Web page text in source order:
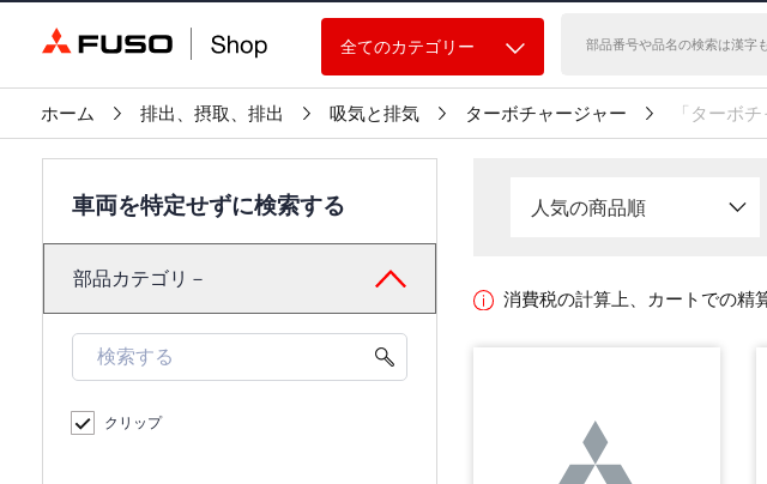
全てのカテゴリー
ホーム 排出、摂取、排出 吸気と排気 ターボチャージャー 「ターボ
車両を特定せずに検索する
部品カテゴリ－
クリップ
人気の商品順
消費税の計算上、カートでの精